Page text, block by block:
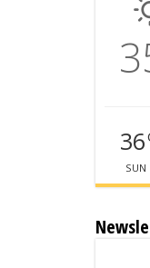
36
SUN